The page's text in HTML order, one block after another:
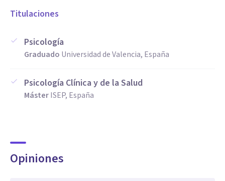
Titulaciones
Psicología
Graduado Universidad de Valencia, España
Psicología Clínica y de la Salud
MásterISEP, España
Opiniones